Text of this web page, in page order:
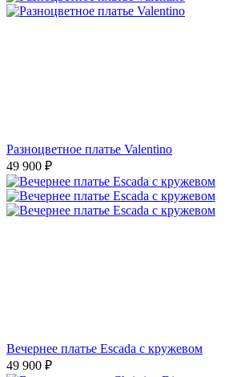
Разноцветное платье Valentino
49 900 ₽
Вечернее платье Escada с кружевом
49 900 ₽